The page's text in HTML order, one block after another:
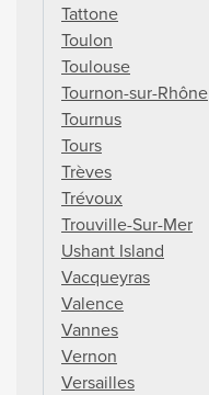
Tattone
Toulon
Toulouse
Tournon-sur-Rhône
Tournus
Tours
Trèves
Trévoux
Trouville-Sur-Mer
Ushant Island
Vacqueyras
Valence
Vannes
Vernon
Versailles